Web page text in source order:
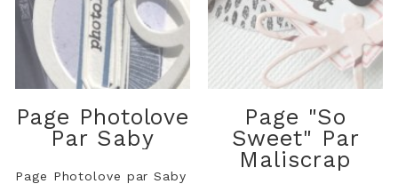
Page Photolove
Par Saby
Page Photolove par Saby
Page "So
Sweet" Par
Maliscrap